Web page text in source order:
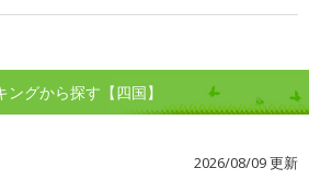
グから探す【四国】
2026/08/09 更新